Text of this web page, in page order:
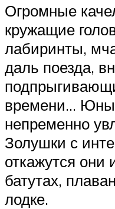
Огромные
кружащие
лабиринты,
даль поезда,
времени…
непременно
Золушки с
откажутся они
батутах,
лодке.